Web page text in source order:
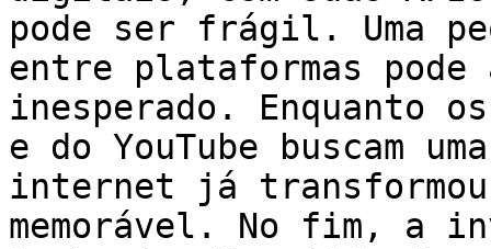
pode ser frágil. Uma
entre plataformas
inesperado. Enquanto
e do YouTube buscam
internet já transformou
memorável. No fim, a